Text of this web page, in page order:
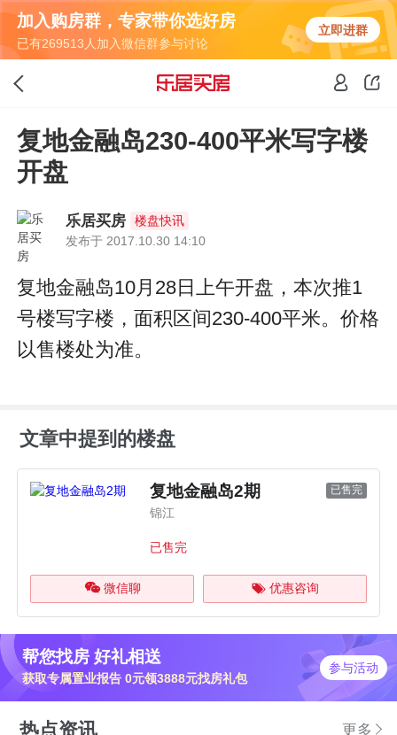
加入购房群，专家带你选好房
已有269513人加入微信群参与讨论
立即进群
复地金融岛230-400平米写字楼
开盘
乐居买房
楼盘快讯
发布于 2017.10.30 14:10
复地金融岛10月28日上午开盘，本次推1
号楼写字楼，面积区间230-400平米。价格
以售楼处为准。
文章中提到的楼盘
复地金融岛2期 已售完
锦江
已售完
微信聊 优惠咨询
帮您找房 好礼相送
获取专属置业报告 0元领3888元找房礼包
参与活动
热点资讯 更多